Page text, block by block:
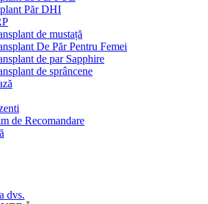
Păr DHI
de mustață
De Păr Pentru Femei
de par Sapphire
de sprâncene
de Recomandare
dvs.